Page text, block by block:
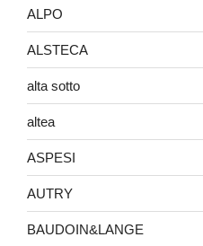
ALPO
ALSTECA
alta sotto
altea
ASPESI
AUTRY
BAUDOIN&LANGE